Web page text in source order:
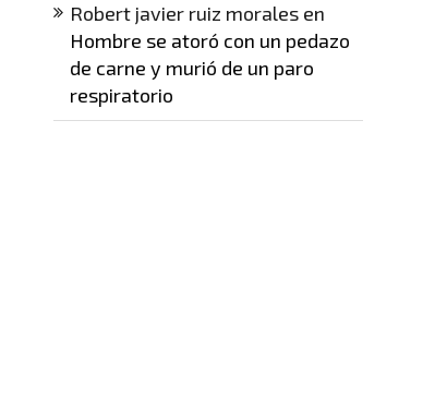
Robert javier ruiz moralesen
Hombre se atoró con un pedazo
de carne y murió de un paro
respiratorio